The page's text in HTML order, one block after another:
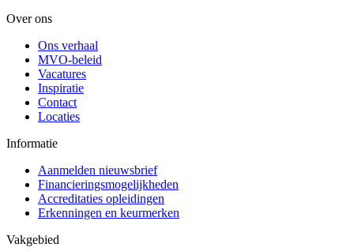
Over ons
Ons verhaal
MVO-beleid
Vacatures
Inspiratie
Contact
Locaties
Informatie
Aanmelden nieuwsbrief
Financieringsmogelijkheden
Accreditaties opleidingen
Erkenningen en keurmerken
Vakgebied